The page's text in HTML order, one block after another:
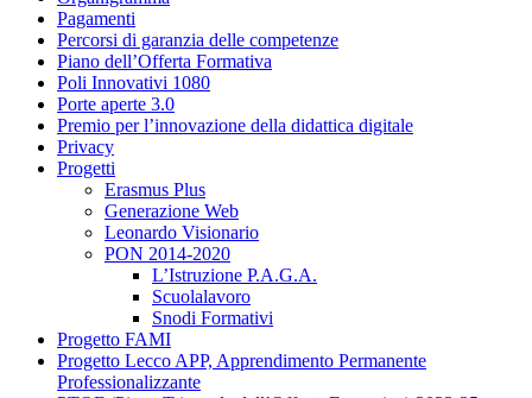
Pagamenti
Percorsi di garanzia delle competenze
Piano dell’Offerta Formativa
Poli Innovativi 1080
Porte aperte 3.0
Premio per l’innovazione della didattica digitale
Privacy
Progetti
Erasmus Plus
Generazione Web
Leonardo Visionario
PON 2014-2020
L’Istruzione P.A.G.A.
Scuolalavoro
Snodi Formativi
Progetto FAMI
Progetto Lecco APP, Apprendimento Permanente
Professionalizzante